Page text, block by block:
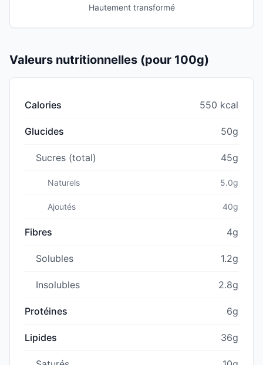
Hautement transformé
Valeurs nutritionnelles (pour 100g)
Calories 550 kcal
Glucides 50g
Sucres (total) 45g
Naturels 5.0g
Ajoutés 40g
Fibres 4g
Solubles 1.2g
Insolubles 2.8g
Protéines 6g
Lipides 36g